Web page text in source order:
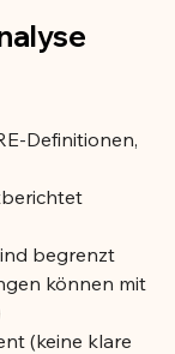
Definitionen,
begrenzt
können mit
(keine klare